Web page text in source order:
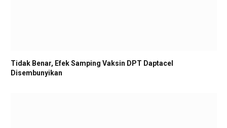
Tidak Benar, Efek Samping Vaksin DPT Daptacel
Disembunyikan